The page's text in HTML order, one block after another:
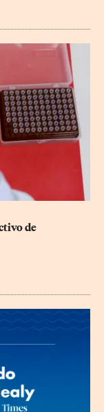
de